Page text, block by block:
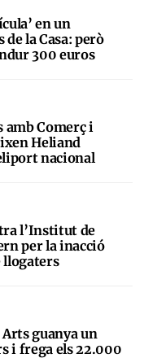
en un
la Casa: però
300 euros
Comerç i
Heliand
nacional
l’Institut de
per la inacció
llogaters
guanya un
i frega els 22.000